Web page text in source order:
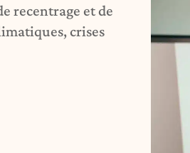
recentrage et de
crises